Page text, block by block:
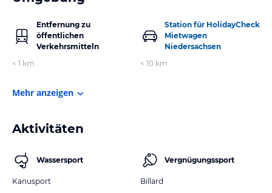
Entfernung zu
öffentlichen
Verkehrsmitteln
< 1 km
Station für HolidayCheck
Mietwagen
Niedersachsen
< 10 km
Mehr anzeigen
Aktivitäten
Wassersport
Kanusport
Vergnügungssport
Billard